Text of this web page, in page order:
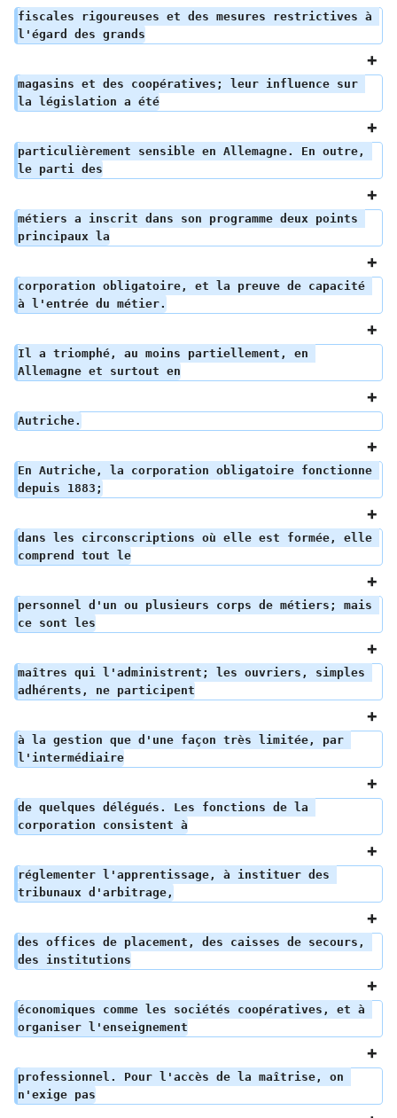
fiscales rigoureuses et des mesures restrictives à
l'égard des grands
magasins et des coopératives; leur influence sur
la législation a été
particulièrement sensible en Allemagne. En outre,
le parti des
métiers a inscrit dans son programme deux points
principaux la
corporation obligatoire, et la preuve de capacité
à l'entrée du métier.
Il a triomphé, au moins partiellement, en
Allemagne et surtout en
Autriche.
En Autriche, la corporation obligatoire fonctionne
depuis 1883;
dans les circonscriptions où elle est formée, elle
comprend tout le
personnel d'un ou plusieurs corps de métiers; mais
ce sont les
maîtres qui l'administrent; les ouvriers, simples
adhérents, ne participent
à la gestion que d'une façon très limitée, par
l'intermédiaire
de quelques délégués. Les fonctions de la
corporation consistent à
réglementer l'apprentissage, à instituer des
tribunaux d'arbitrage,
des offices de placement, des caisses de secours,
des institutions
économiques comme les sociétés coopératives, et à
organiser l'enseignement
professionnel. Pour l'accès de la maîtrise, on
n'exige pas